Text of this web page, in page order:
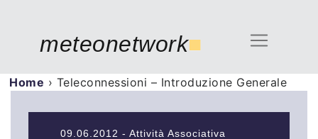
meteonetwork■
Home › Teleconnessioni – Introduzione Generale
09.06.2012 - Attività Associativa